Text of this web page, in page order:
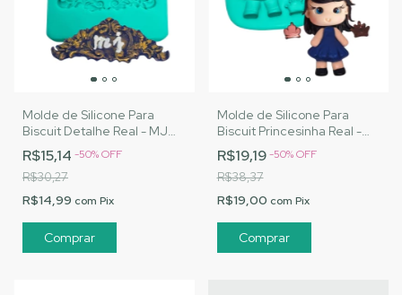
Molde de Silicone Para
Biscuit Detalhe Real - MJ
Artesanatos |Cód. A115
R$15,14 -50%OFF
R$30,27
R$14,99 com Pix
Molde de Silicone Para
Biscuit Princesinha Real -
MJ Artesanatos |Cód. A116
R$19,19-50%OFF
R$38,37
R$19,00 com Pix